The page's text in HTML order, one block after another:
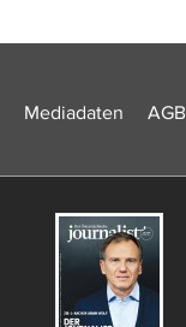
Mediadaten AGB